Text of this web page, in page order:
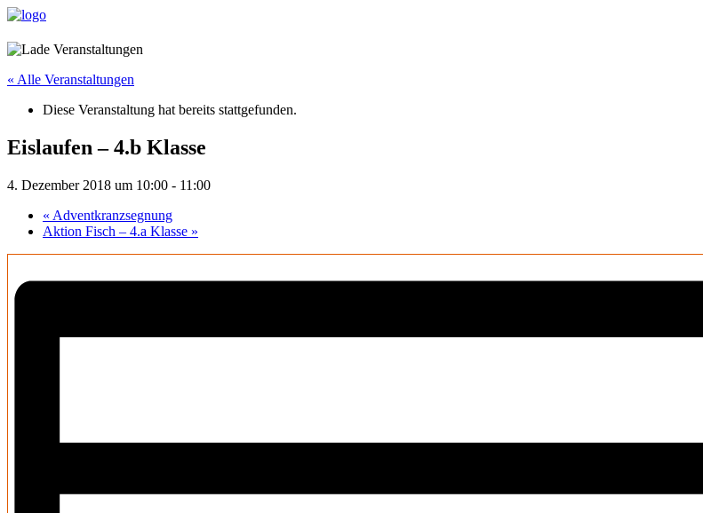
« Alle Veranstaltungen
Diese Veranstaltung hat bereits stattgefunden.
Eislaufen – 4.b Klasse
4. Dezember 2018 um 10:00 - 11:00
« Adventkranzsegnung
Aktion Fisch – 4.a Klasse »